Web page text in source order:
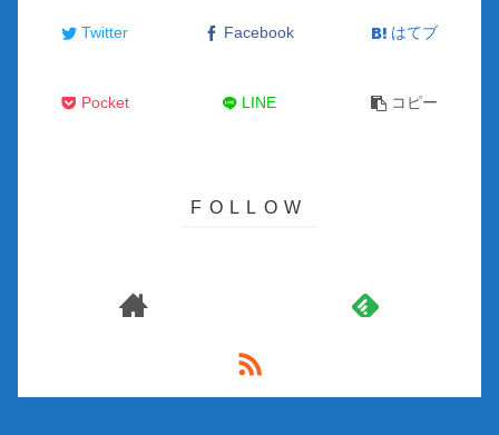
Twitter Facebook はてブ
Pocket LINE コピー